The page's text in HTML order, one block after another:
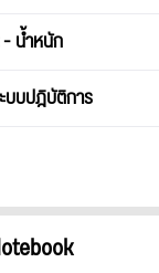
น้ำหนัก
บบปฎิบัติการ